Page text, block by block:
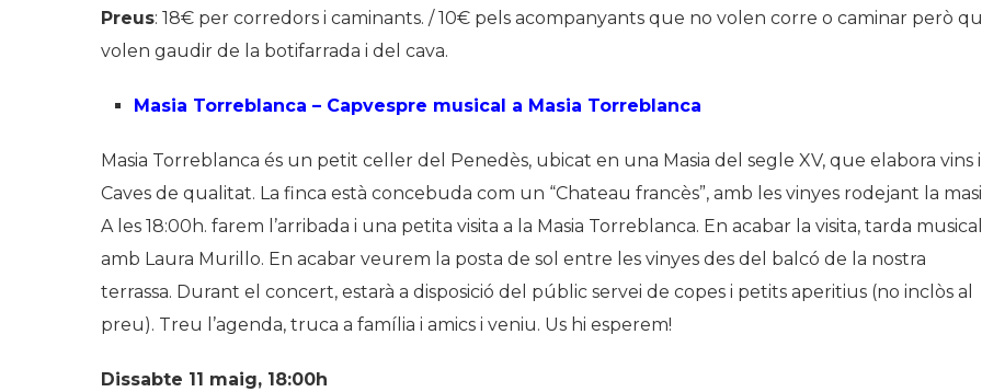
Preus: 18€ per corredors i caminants. / 10€ pels acompanyants que no volen corre o caminar però
volen gaudir de la botifarrada i del cava.
Masia Torreblanca – Capvespre musical a Masia Torreblanca
Masia Torreblanca és un petit celler del Penedès, ubicat en una Masia del segle XV, que elabora vins i
Caves de qualitat. La finca està concebuda com un “Chateau francès”, amb les vinyes rodejant la
A les 18:00h. farem l’arribada i una petita visita a la Masia Torreblanca. En acabar la visita, tarda musical
amb Laura Murillo. En acabar veurem la posta de sol entre les vinyes des del balcó de la nostra
terrassa. Durant el concert, estarà a disposició del públic servei de copes i petits aperitius (no inclòs al
preu). Treu l’agenda, truca a família i amics i veniu. Us hi esperem!
Dissabte 11 maig, 18:00h